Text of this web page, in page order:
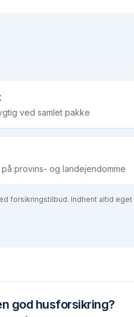
ved samlet pakke
provins- og landejendomme
forsikringstilbud. Indhent altid
god husforsikring?